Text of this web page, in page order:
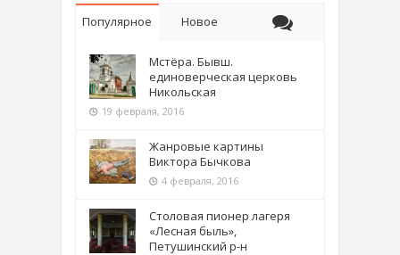
Популярное Новое
Мстёра. Бывш.
единоверческая церковь
Никольская
19 февраля, 2016
Жанровые картины
Виктора Бычкова
4 февраля, 2016
Столовая пионер лагеря
«Лесная быль»,
Петушинский р-н